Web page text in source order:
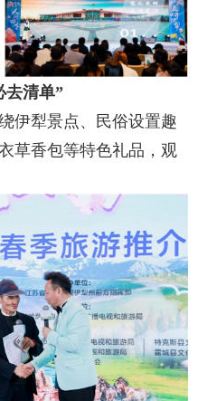
去清单”
伊犁景点、民俗设置趣
草香包等特色礼品，观